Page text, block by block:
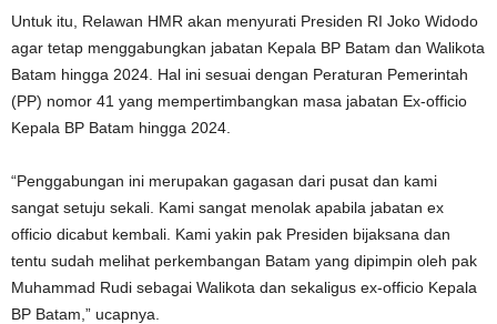
Untuk itu, Relawan HMR akan menyurati Presiden RI Joko Widodo
agar tetap menggabungkan jabatan Kepala BP Batam dan Walikota
Batam hingga 2024. Hal ini sesuai dengan Peraturan Pemerintah
(PP) nomor 41 yang mempertimbangkan masa jabatan Ex-officio
Kepala BP Batam hingga 2024.
“Penggabungan ini merupakan gagasan dari pusat dan kami
sangat setuju sekali. Kami sangat menolak apabila jabatan ex
officio dicabut kembali. Kami yakin pak Presiden bijaksana dan
tentu sudah melihat perkembangan Batam yang dipimpin oleh pak
Muhammad Rudi sebagai Walikota dan sekaligus ex-officio Kepala
BP Batam,” ucapnya.